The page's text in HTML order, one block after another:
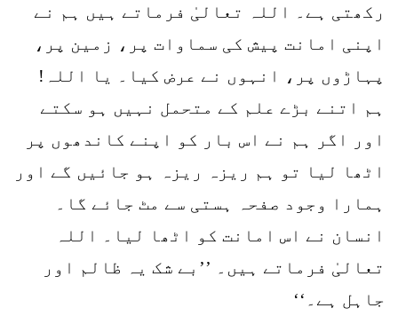
رکھتی ہے۔ اللہ تعالیٰ فرماتے ہیں ہم نے
اپنی امانت پیش کی سماوات پر، زمین پر،
پہاڑوں پر، انہوں نے عرض کیا۔ یا اللہ!
ہم اتنے بڑے علم کے متحمل نہیں ہو سکتے
اور اگر ہم نے اس بار کو اپنے کاندھوں پر
اٹھا لیا تو ہم ریزہ ریزہ ہو جائیں گے اور
ہمارا وجود صفحہ ہستی سے مٹ جائے گا۔
انسان نے اس امانت کو اٹھا لیا۔ اللہ
تعالیٰ فرماتے ہیں۔ ’’بے شک یہ ظالم اور
جاہل ہے۔‘‘